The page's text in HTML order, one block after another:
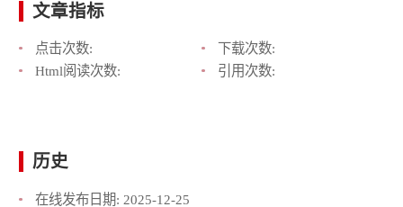
文章指标
点击次数:
下载次数:
Html阅读次数:
引用次数:
历史
在线发布日期: 2025-12-25